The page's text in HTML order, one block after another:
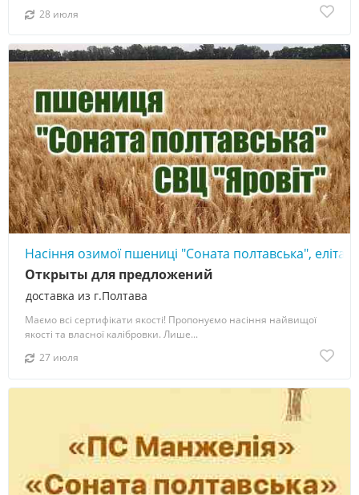
28 июля
Насіння озимої пшениці "Соната полтавська", еліта
доставка из г.Полтава
Открыты для предложений
Маємо всі сертифікати якості! Пропонуємо насіння найвищої
якості та власної калібровки. Лише...
27 июля